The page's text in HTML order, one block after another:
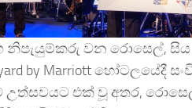
නිපැයුම්කරු වන රොසෙල්, සිය
by Marriott හෝටලයේදී
එක් වූ අතර,